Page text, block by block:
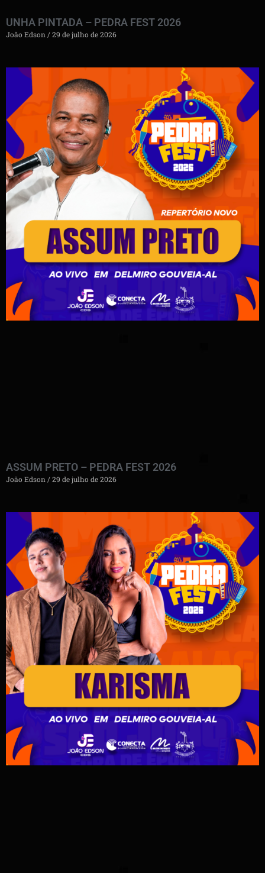
UNHA PINTADA – PEDRA FEST 2026
João Edson 29 de julho de 2026
ASSUM PRETO – PEDRA FEST 2026
João Edson 29 de julho de 2026